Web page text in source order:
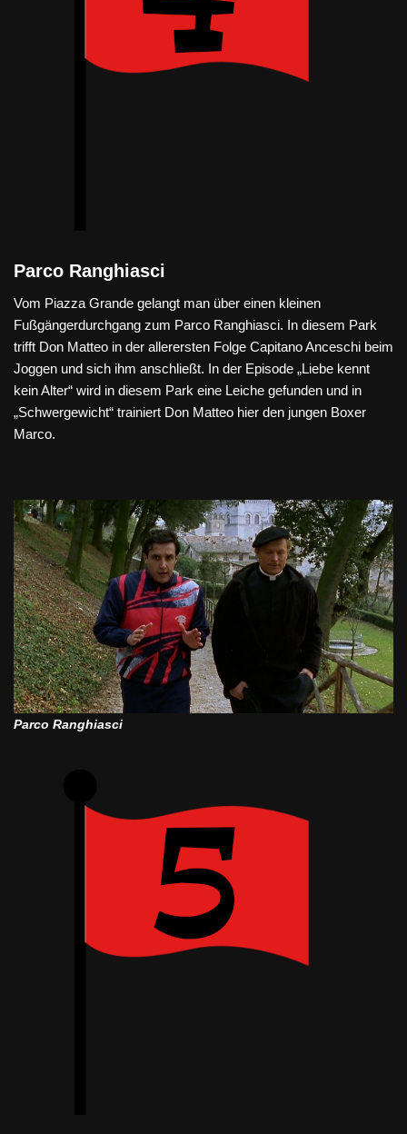
Parco Ranghiasci
Vom Piazza Grande gelangt man über einen kleinen
Fußgängerdurchgang zum Parco Ranghiasci. In diesem Park
trifft Don Matteo in der allerersten Folge Capitano Anceschi beim
Joggen und sich ihm anschließt. In der Episode „Liebe kennt
kein Alter“ wird in diesem Park eine Leiche gefunden und in
„Schwergewicht“ trainiert Don Matteo hier den jungen Boxer
Marco.
Parco Ranghiasci